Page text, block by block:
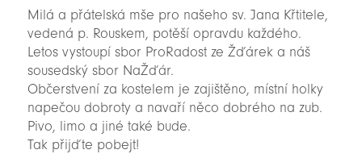
Milá a přátelská mše pro našeho sv. Jana Křtitele,
vedená p. Rouskem, potěší opravdu každého.
Letos vystoupí sbor ProRadost ze Žďárek a náš
sousedský sbor NaŽďár.
Občerstvení za kostelem je zajištěno, místní holky
napečou dobroty a navaří něco dobrého na zub.
Pivo, limo a jiné také bude.
Tak přijďte pobejt!